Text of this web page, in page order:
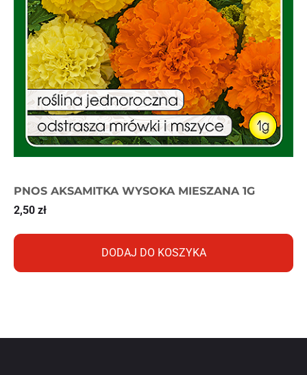
PNOS AKSAMITKA WYSOKA MIESZANA 1G
2,50 zł
DODAJ DO KOSZYKA